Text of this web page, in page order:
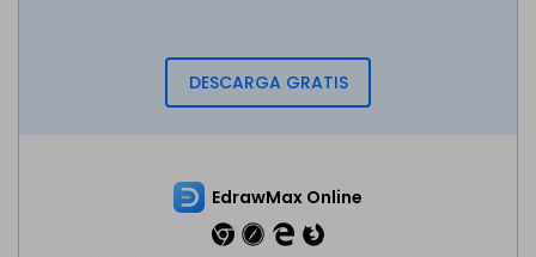
DESCARGA GRATIS
EdrawMax Online